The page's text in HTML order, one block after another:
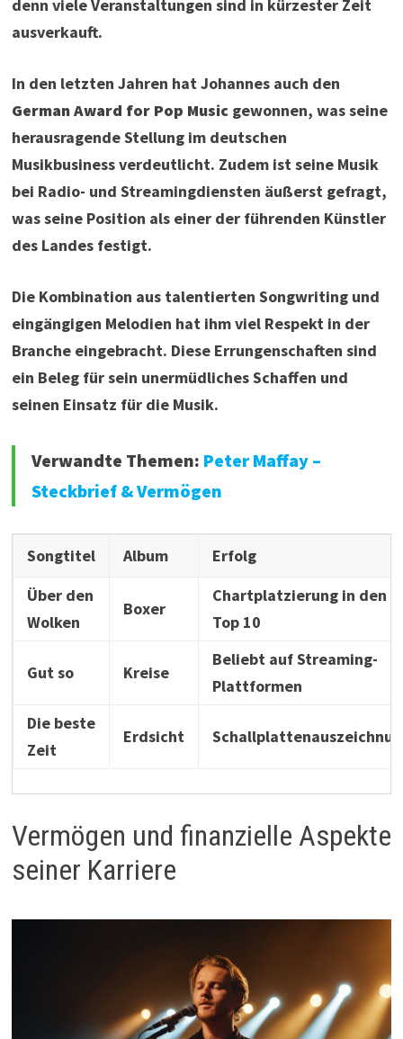
denn viele Veranstaltungen sind in kürzester Zeit
ausverkauft.
In den letzten Jahren hat Johannes auch den
German Award for Pop Musicgewonnen, was seine
herausragende Stellung im deutschen
Musikbusiness verdeutlicht. Zudem ist seine Musik
bei Radio- und Streamingdiensten äußerst gefragt,
was seine Position als einer der führenden Künstler
des Landes festigt.
Die Kombination aus talentierten Songwriting und
eingängigen Melodien hat ihm viel Respekt in der
Branche eingebracht. Diese Errungenschaften sind
ein Beleg für sein unermüdliches Schaffen und
seinen Einsatz für die Musik.
Verwandte Themen: Peter Maffay –
Steckbrief & Vermögen
Songtitel Album
Erfolg
Über den
Wolken
Boxer
Chartplatzierung in den
Top 10
Gut so Kreise
Beliebt auf Streaming-
Plattformen
Die beste
Zeit
Erdsicht
Vermögen und finanzielle Aspekte
seiner Karriere